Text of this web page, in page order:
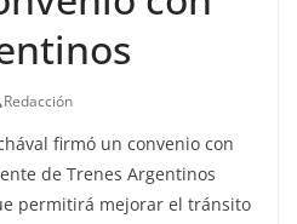
Redacción
firmó un convenio con
de Trenes Argentinos
permitirá mejorar el tránsito